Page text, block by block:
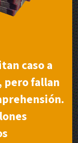
caso a
pero fallan